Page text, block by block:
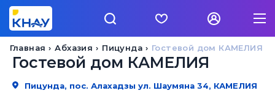
Гостевой дом КАМЕЛИЯ
Пицунда
Абхазия
Главная
Гостевой дом КАМЕЛИЯ
Пицунда, пос. Алахадзы ул. Шаумяна 34, КАМЕЛИЯ